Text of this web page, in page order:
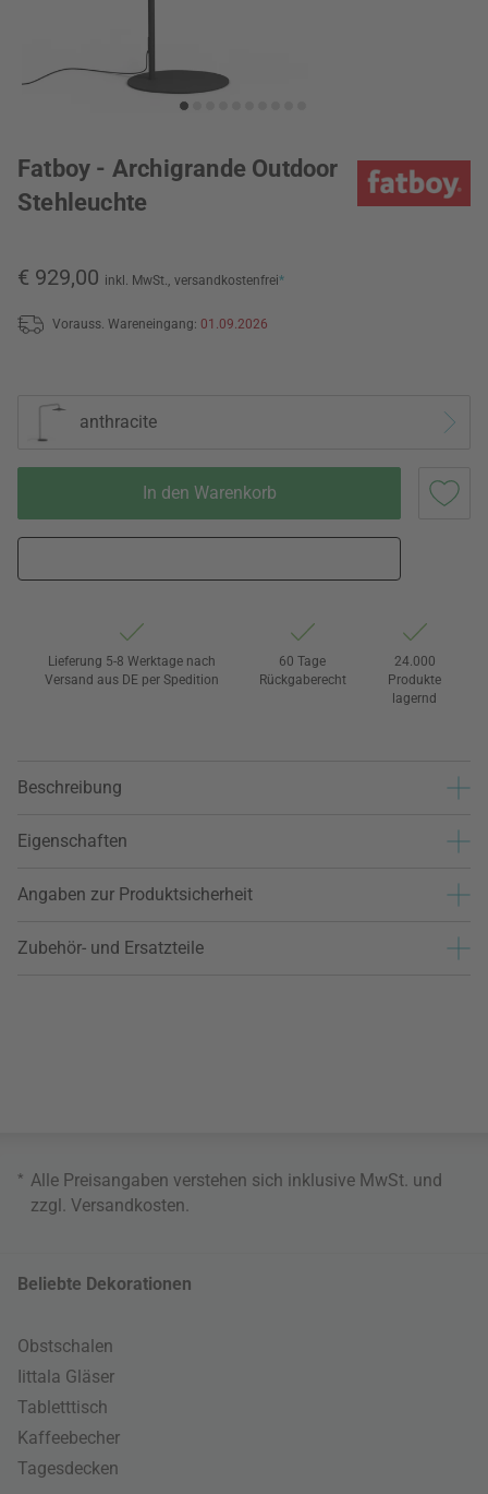
Fatboy - Archigrande Outdoor
Stehleuchte
€ 929,00 inkl. MwSt., versandkostenfrei*
Vorauss. Wareneingang: 01.09.2026
anthracite
In den Warenkorb
Lieferung 5-8 Werktage nach
Versand aus DE per Spedition
60 Tage
Rückgaberecht
24.000
Produkte
lagernd
Beschreibung
Eigenschaften
Angaben zur Produktsicherheit
Zubehör- und Ersatzteile
* Alle Preisangaben verstehen sich inklusive MwSt. und
zzgl. Versandkosten
Beliebte Dekorationen
Obstschalen
Iittala Gläser
Tabletttisch
Kaffeebecher
Tagesdecken